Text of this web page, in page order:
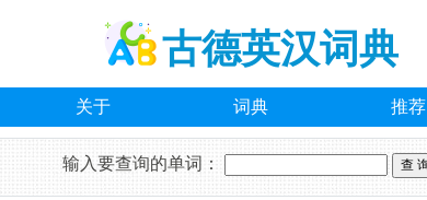
古德英汉词典
关于 词典 推荐
输入要查询的单词：